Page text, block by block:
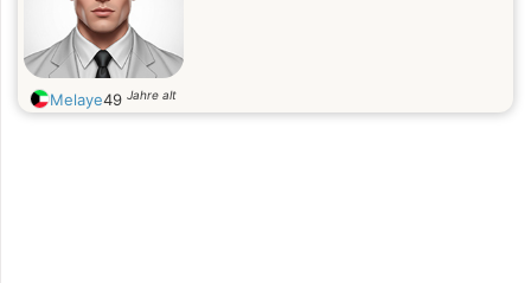
Melaye49 Jahre alt